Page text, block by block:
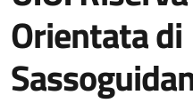
Orientata di